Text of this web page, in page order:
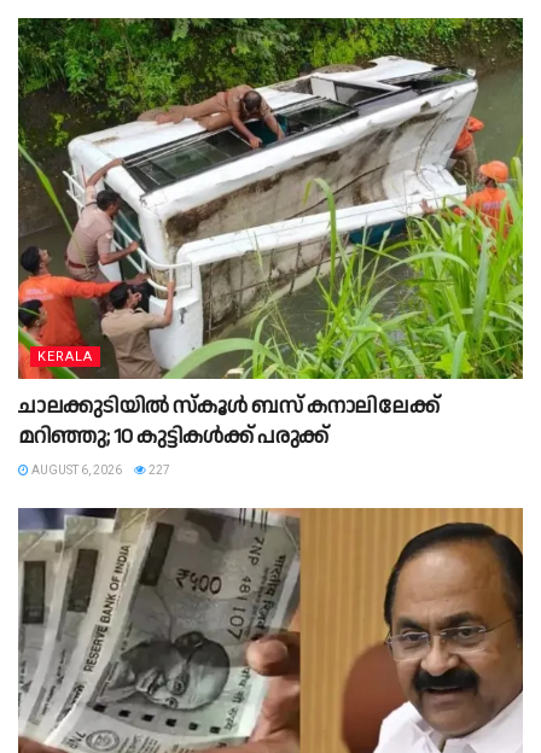
KERALA
ചാലക്കുടിയില്‍ സ്‌കൂള്‍ ബസ് കനാലിലേക്ക്
മറിഞ്ഞു; 10 കുട്ടികള്‍ക്ക് പരുക്ക്
AUGUST 6, 2026 227